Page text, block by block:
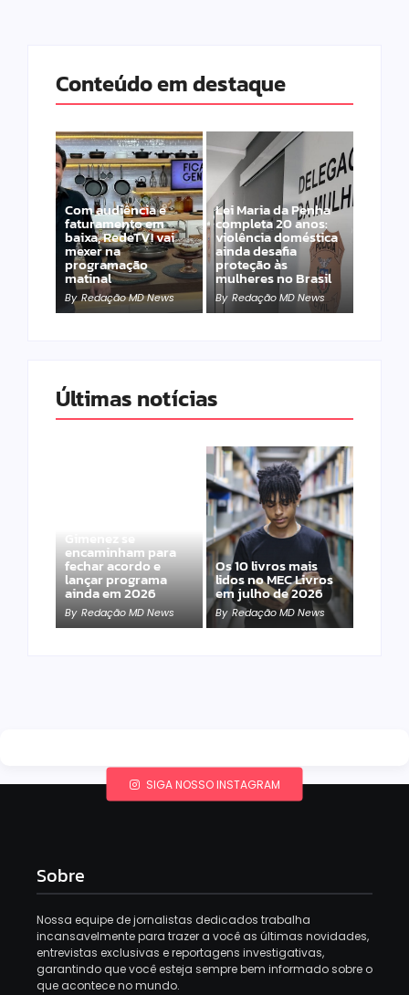
Conteúdo em destaque
Com audiência e
faturamento em
baixa, RedeTV! vai
mexer na
programação
matinal
By Redação MD News
Lei Maria da Penha
completa 20 anos:
violência doméstica
ainda desafia
proteção às
mulheres no Brasil
By Redação MD News
Últimas notícias
Gimenez se
encaminham para
fechar acordo e
lançar programa
ainda em 2026
By Redação MD News
Os 10 livros mais
lidos no MEC Livros
em julho de 2026
By Redação MD News
SIGA NOSSO INSTAGRAM
Sobre
Nossa equipe de jornalistas dedicados trabalha
incansavelmente para trazer a você as últimas novidades,
entrevistas exclusivas e reportagens investigativas,
garantindo que você esteja sempre bem informado sobre o
que acontece no mundo.